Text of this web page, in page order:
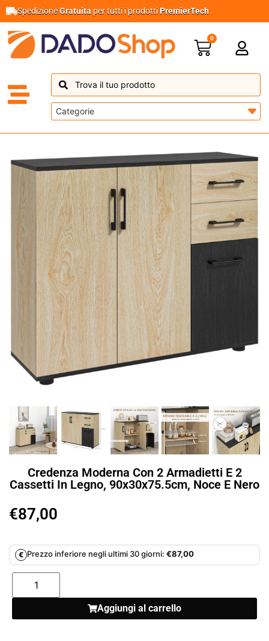
SpedizioneGratuita per tutti i prodottiPremierTech
0
Credenza Moderna Con 2 Armadietti E 2
Cassetti In Legno, 90x30x75.5cm, Noce E Nero
€87,00
€ Prezzo inferiore negli ultimi 30 giorni: €87,00
Aggiungi al carrello